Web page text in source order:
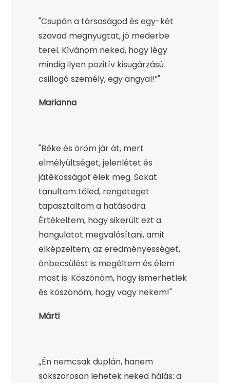
"Csupán a társaságod és egy-két
szavad megnyugtat, jó mederbe
terel. Kívánom neked, hogy légy
mindig ilyen pozitív kisugárzású
csillogó személy, egy angyal!”"
Marianna
"Béke és öröm jár át, mert
elmélyültséget, jelenlétet és
játékosságot élek meg. Sokat
tanultam tőled, rengeteget
tapasztaltam a hatásodra.
Értékeltem, hogy sikerült ezt a
hangulatot megvalósítani, amit
elképzeltem; az eredményességet,
önbecsülést is megéltem és élem
most is. Köszönöm, hogy ismerhetlek
és köszönöm, hogy vagy nekem!"
Márti
„Én nemcsak duplán, hanem
sokszorosan lehetek neked hálás: a